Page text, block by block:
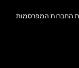
החברות המפרסמות